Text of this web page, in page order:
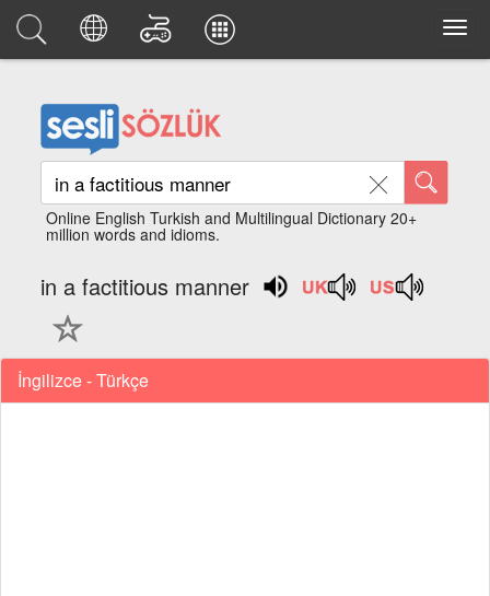
Online English Turkish and Multilingual Dictionary 20+
million words and idioms.
in a factitious manner
İngilizce - Türkçe